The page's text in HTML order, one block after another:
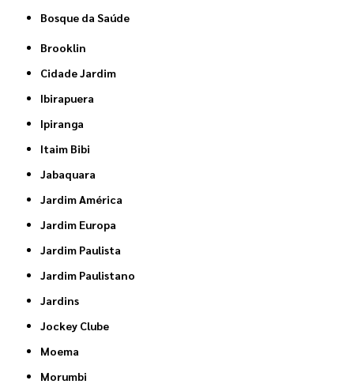
Bosque da Saúde
Brooklin
Cidade Jardim
Ibirapuera
Ipiranga
Itaim Bibi
Jabaquara
Jardim América
Jardim Europa
Jardim Paulista
Jardim Paulistano
Jardins
Jockey Clube
Moema
Morumbi